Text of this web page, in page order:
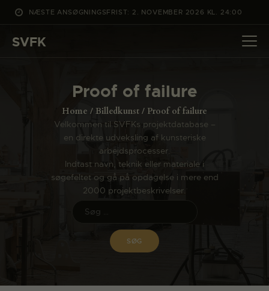
NÆSTE ANSØGNINGSFRIST: 2. NOVEMBER 2026 KL. 24:00
SVFK
Proof of failure
Home Billedkunst Proof of failure
Velkommen til SVFKs projektdatabase –
en direkte udveksling af kunsteriske
arbejdsprocesser.
Indtast navn, teknik eller materiale i
søgefeltet og gå på opdagelse i mere end
2000 projektbeskrivelser.
DET SKER
CHANNEL
ANSØG
OM SVFK
ENGLISH